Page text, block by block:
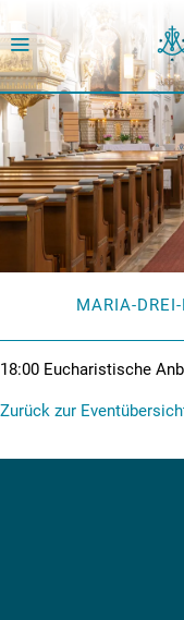
18:00 Eucharistische
Zurück zur